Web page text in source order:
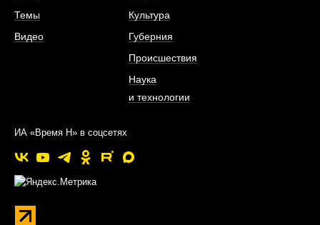
Темы
Видео
Культура
Губерния
Происшествия
Наука
и технологии
ИА «Время Н» в соцсетях